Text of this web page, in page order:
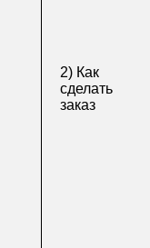
2) Как
сделать
заказ